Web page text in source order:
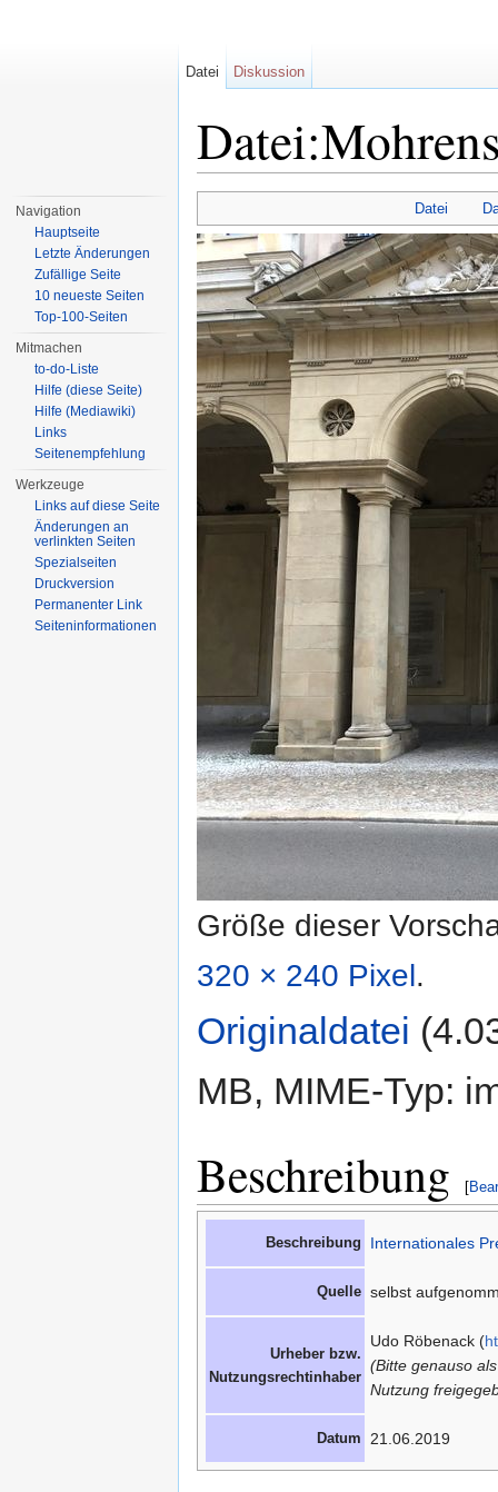
Datei
Größe dieser
320 × 240 Pixel.
Originaldatei
MB, MIME-Typ:
Beschreibung [
Beschreibung Internationales
Quelle selbst
Urheber bzw.
Nutzungsrechtinhaber
Udo Röbenack (
(Bitte genauso
Nutzung
Datum 21.06.2019
Datei Diskussion
Navigation
Hauptseite
Letzte Änderungen
Zufällige Seite
10 neueste Seiten
Top-100-Seiten
Mitmachen
to-do-Liste
Hilfe (diese Seite)
Hilfe (Mediawiki)
Links
Seitenempfehlung
Werkzeuge
Links auf diese Seite
Änderungen an
verlinkten Seiten
Spezialseiten
Druckversion
Permanenter Link
Seiteninformationen